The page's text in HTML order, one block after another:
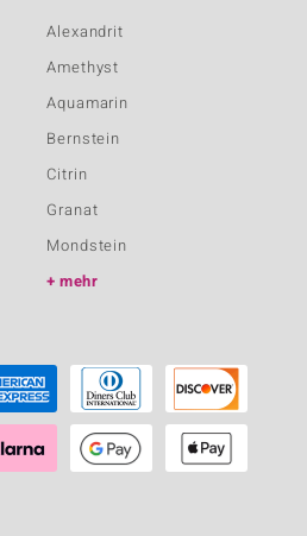
Alexandrit
Amethyst
Aquamarin
Bernstein
Citrin
Granat
Mondstein
mehr